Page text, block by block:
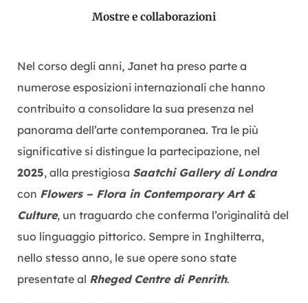
Mostre e collaborazioni
Nel corso degli anni, Janet ha preso parte a
numerose esposizioni internazionali che hanno
contribuito a consolidare la sua presenza nel
panorama dell’arte contemporanea. Tra le più
significative si distingue la partecipazione, nel
2025, alla prestigiosa Saatchi Gallery di Londra
con Flowers – Flora in Contemporary Art &
Culture, un traguardo che conferma l’originalità del
suo linguaggio pittorico. Sempre in Inghilterra,
nello stesso anno, le sue opere sono state
presentate al Rheged Centre di Penrith.